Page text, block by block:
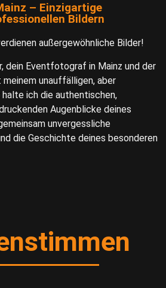
– Einzigartige
Bildern
außergewöhnliche Bilder!​​
dein Eventfotograf in Mainz und der
meinem unauffälligen, aber
ich die authentischen,
Augenblicke deines
unvergessliche
die Geschichte deines besonderen